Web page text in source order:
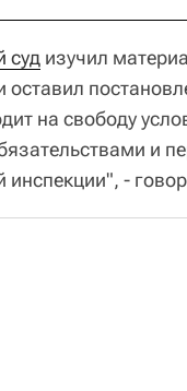
суд изучил
на свободу
и
инспекции", -